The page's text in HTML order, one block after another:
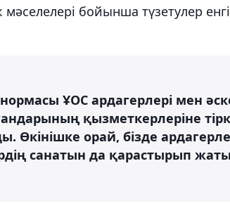
бойынша түзетулер
ҰОС ардагерлері мен
қызметкерлеріне
Өкінішке орай, бізде
санатын да қарастырып